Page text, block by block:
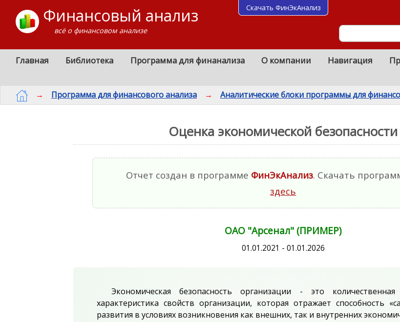
Финансовый анализ
всё о финансовом анализе
Главная Библиотека Программа для финанализа О компании Навигация
→ Программа для финансового анализа → Аналитические блоки программы для
Оценка экономической безопасности
Отчет создан в программе ФинЭкАнализ. Скачать
здесь
ОАО "Арсенал" (ПРИМЕР)
01.01.2021 - 01.01.2026
Экономическая безопасность организации - это
характеристика свойств организации, которая отражает способность
развития в условиях возникновения как внешних, так и внутренних
Скачать ФинЭкАнализ